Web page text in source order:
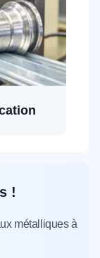
!
métalliques à